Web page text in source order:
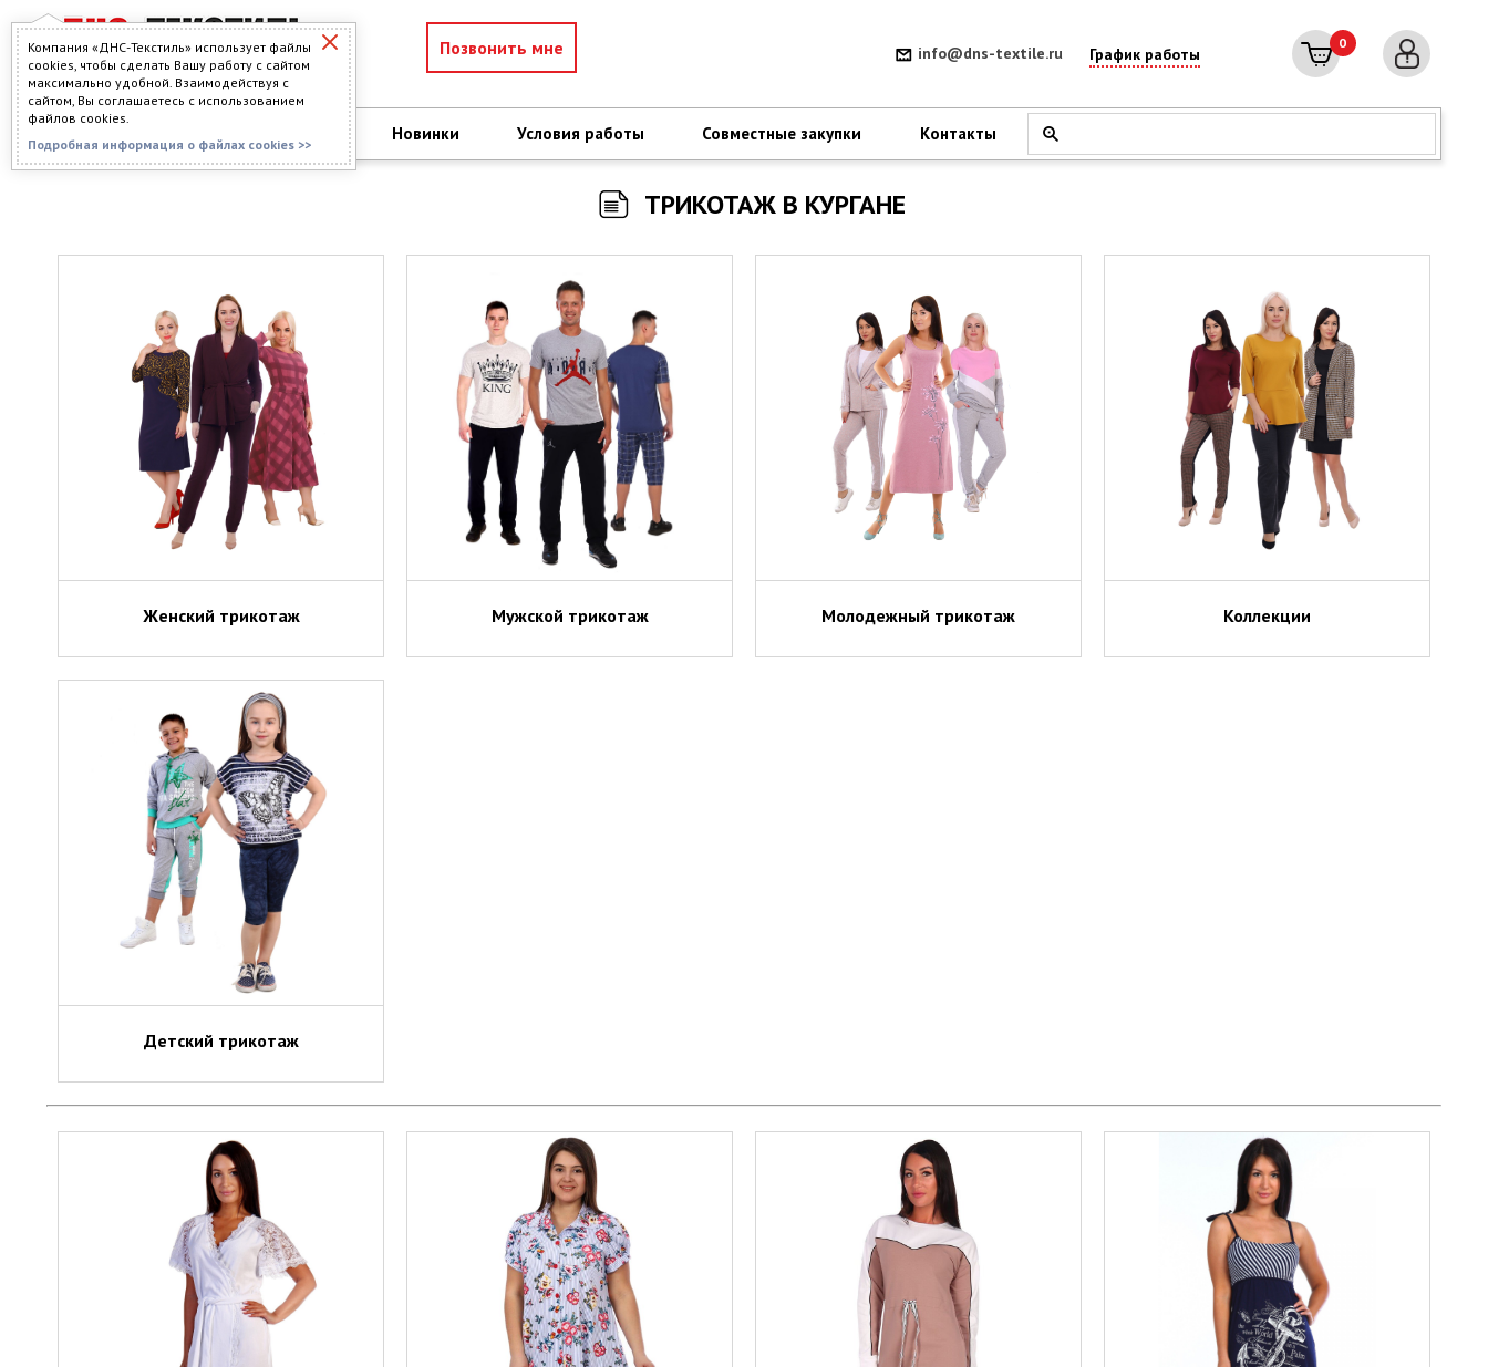
Компания «ДНС-Текстиль» использует файлы
cookies, чтобы сделать Вашу работу с сайтом
максимально удобной. Взаимодействуя с
сайтом, Вы соглашаетесь с использованием
файлов cookies.
Подробная информация о файлах cookies >>
Позвонить мне info@dns-textile.ru График работы
0
КАТАЛОГ Новинки Условия работы Совместные закупки Контакты
ТРИКОТАЖ В КУРГАНЕ
Женский трикотаж Мужской трикотаж Молодежный трикотаж Коллекции
Детский трикотаж